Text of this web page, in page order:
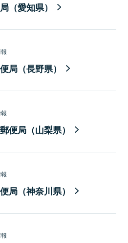
（愛知県）
局（長野県）
便局（山梨県）
局（神奈川県）